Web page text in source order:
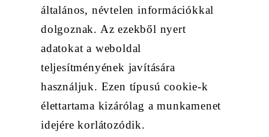
általános, névtelen információkkal
dolgoznak. Az ezekből nyert
adatokat a weboldal
teljesítményének javítására
használjuk. Ezen típusú cookie-k
élettartama kizárólag a munkamenet
idejére korlátozódik.